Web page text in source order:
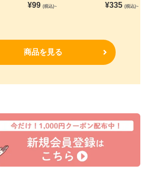
¥99 (税込)~ ¥335 (税込)~
商品を見る